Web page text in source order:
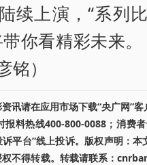
续上演，“系列
带你看精彩未来
铭）
讯请在应用市场下载“央广网”
报料热线400-800-0088；消费
平台”线上投诉。版权声明：本
权不得转载。转载请联系：